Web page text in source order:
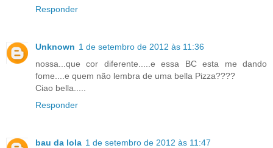
Responder
Unknown 1 de setembro de 2012 às 11:36
nossa...que cor diferente.....e essa BC esta me dando
fome....e quem não lembra de uma bella Pizza????
Ciao bella.....
Responder
bau da lola 1 de setembro de 2012 às 11:47